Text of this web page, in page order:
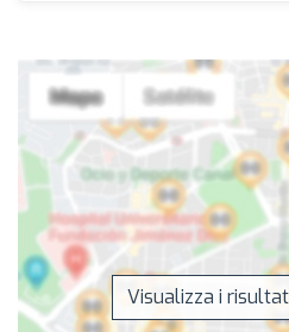
Visualizza i